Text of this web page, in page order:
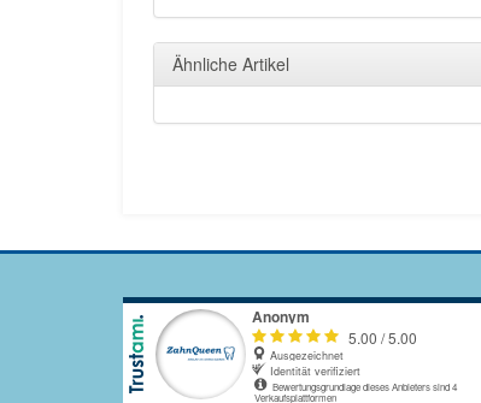
Ähnliche Artikel